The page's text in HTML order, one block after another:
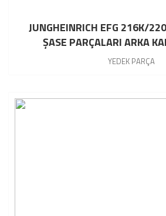
JUNGHEINRICH EFG 216K/
ŞASE PARÇALARI ARKA
51475732
YEDEK PARÇA